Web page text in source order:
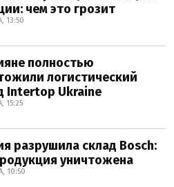
чем это грозит
13:50
полностью
логистический
Intertop Ukraine
15:25
разрушила склад Bosch:
уничтожена
10:50